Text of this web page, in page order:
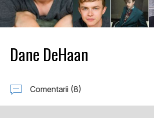
Dane DeHaan
Comentarii (8)